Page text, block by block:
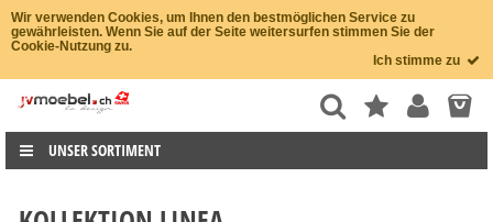
Wir verwenden Cookies, um Ihnen den bestmöglichen Service zu
gewährleisten. Wenn Sie auf der Seite weitersurfen stimmen Sie der
Cookie-Nutzung zu.
Ich stimme zu
UNSER SORTIMENT